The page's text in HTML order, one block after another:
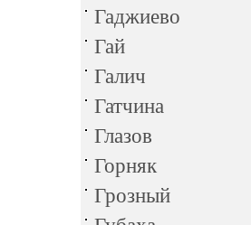
Гаджиево
Гай
Галич
Гатчина
Глазов
Горняк
Грозный